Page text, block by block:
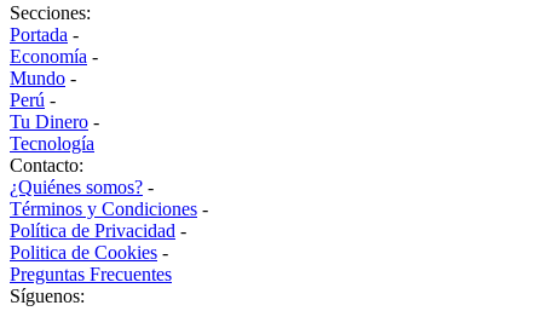
Secciones:
Portada -
Economía -
Mundo -
Perú -
Tu Dinero -
Tecnología
Contacto:
¿Quiénes somos? -
Términos y Condiciones -
Política de Privacidad -
Politica de Cookies -
Preguntas Frecuentes
Síguenos: